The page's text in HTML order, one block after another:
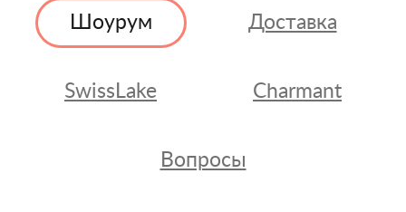
Шоурум Доставка
SwissLake Charmant
Вопросы